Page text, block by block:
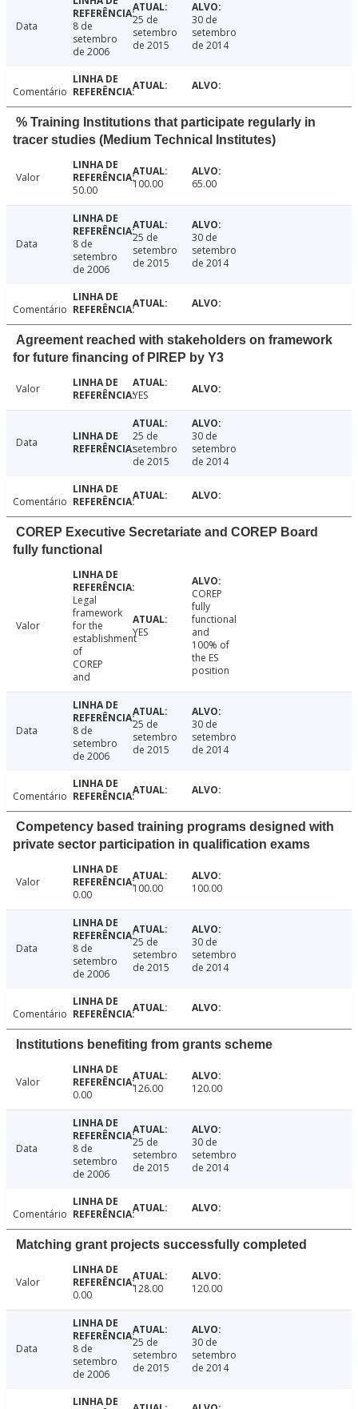
Data
8 de
setembro
de 2006
25 de
setembro
de 2015
30 de
setembro
de 2014
Comentário
% Training Institutions that participate regularly in
tracer studies (Medium Technical Institutes)
Valor
50.00
100.00 65.00
Data
8 de
setembro
de 2006
25 de
setembro
de 2015
30 de
setembro
de 2014
Comentário
Agreement reached with stakeholders on framework
for future financing of PIREP by Y3
Valor YES
Data
25 de
setembro
de 2015
30 de
setembro
de 2014
Comentário
COREP Executive Secretariate and COREP Board
fully functional
Valor
Legal
framework
for the
establishment
of
COREP
and
YES
COREP
fully
functional
and
100% of
the ES
position
Data
8 de
setembro
de 2006
25 de
setembro
de 2015
30 de
setembro
de 2014
Comentário
Competency based training programs designed with
private sector participation in qualification exams
Valor
0.00
100.00 100.00
Data
8 de
setembro
de 2006
25 de
setembro
de 2015
30 de
setembro
de 2014
Comentário
Institutions benefiting from grants scheme
Valor
0.00
126.00 120.00
Data
8 de
setembro
de 2006
25 de
setembro
de 2015
30 de
setembro
de 2014
Comentário
Matching grant projects successfully completed
Valor
0.00
128.00 120.00
Data
8 de
setembro
de 2006
25 de
setembro
de 2015
30 de
setembro
de 2014